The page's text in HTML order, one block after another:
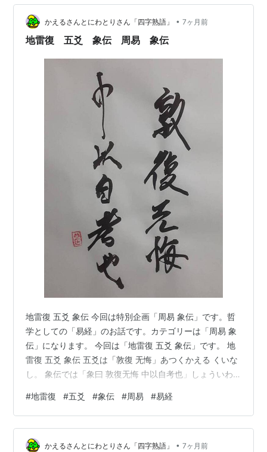
からといっ…
かえるさんとにわとりさん「四字熟語」 • 7ヶ月前
地雷復 五爻 象伝 周易 象伝
地雷復 五爻 象伝 今回は特別企画「周易 象伝」です。哲
学としての「易経」のお話です。カテゴリーは「周易 象
伝」になります。 今回は「地雷復 五爻 象伝」です。 地
雷復 五爻 象伝 五爻は「敦復 无悔」あつくかえる くいな
し。 象伝では「象曰 敦復无悔 中以自考也」しょういわ
ばなり。 敦く、とは丁寧に、まこと、貴ぶ、などのイメ
ージがあります。要するに極端なことをせず、「中道」
「中庸」を行くだからこそ、しっかりと「復（かえ）」
ることが出来るのです。 だからこそ「悔い無し」なんだ
#地雷復 #五爻 #象伝 #周易 #易経
かえるさんとにわとりさん「四字熟語」 • 7ヶ月前